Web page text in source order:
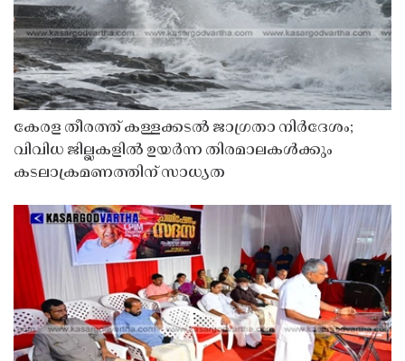
കേരള തീരത്ത് കള്ളക്കടൽ ജാഗ്രതാ നിർദേശം;
വിവിധ ജില്ലകളിൽ ഉയർന്ന തിരമാലകൾക്കും
കടലാക്രമണത്തിന് സാധ്യത